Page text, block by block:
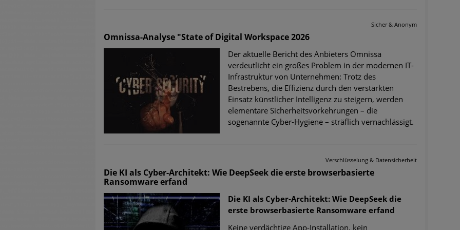
Sicher & Anonym
Omnissa-Analyse "State of Digital Workspace 2026
Der aktuelle Bericht des Anbieters Omnissa
verdeutlicht ein großes Problem in der modernen IT-
Infrastruktur von Unternehmen: Trotz des
Bestrebens, die Effizienz durch den verstärkten
Einsatz künstlicher Intelligenz zu steigern, werden
elementare Sicherheitsvorkehrungen – die
sogenannte Cyber-Hygiene – sträflich vernachlässigt.
Verschlüsselung & Datensicherheit
Die KI als Cyber-Architekt: Wie DeepSeek die erste browserbasierte
Ransomware erfand
Die KI als Cyber-Architekt: Wie DeepSeek die
erste browserbasierte Ransomware erfand
Keine verdächtige App-Installation, kein